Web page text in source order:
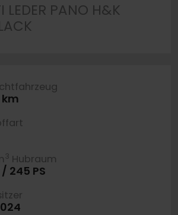
PANO H&K
3 Hubraum
245 PS